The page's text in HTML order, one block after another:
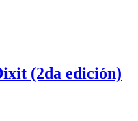
(2da edición)